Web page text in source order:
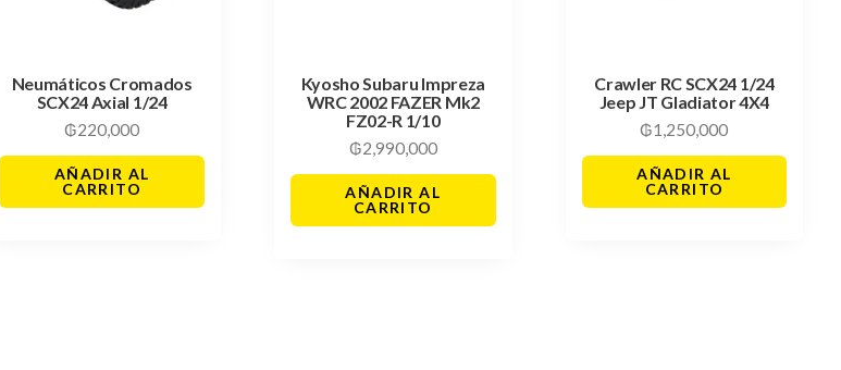
Neumáticos Cromados
SCX24 Axial 1/24
₲220,000
AÑADIR AL
CARRITO
Kyosho Subaru Impreza
WRC 2002 FAZER Mk2
FZ02-R 1/10
₲2,990,000
AÑADIR AL
CARRITO
Crawler RC SCX24 1/24
Jeep JT Gladiator 4X4
₲1,250,000
AÑADIR AL
CARRITO